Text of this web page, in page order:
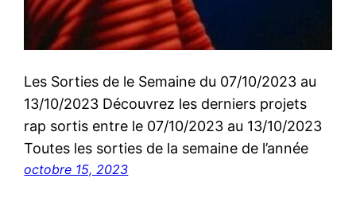
Les Sorties de le Semaine du 07/10/2023 au
13/10/2023 Découvrez les derniers projets
rap sortis entre le 07/10/2023 au 13/10/2023
Toutes les sorties de la semaine de l’année
octobre 15, 2023